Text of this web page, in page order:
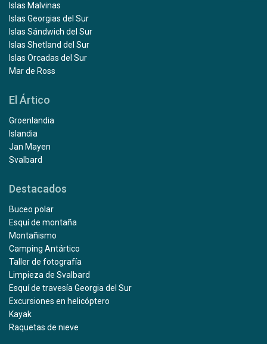
Islas Malvinas
Islas Georgias del Sur
Islas Sándwich del Sur
Islas Shetland del Sur
Islas Orcadas del Sur
Mar de Ross
El Ártico
Groenlandia
Islandia
Jan Mayen
Svalbard
Destacados
Buceo polar
Esquí de montaña
Montañismo
Camping Antártico
Taller de fotografía
Limpieza de Svalbard
Esquí de travesía Georgia del Sur
Excursiones en helicóptero
Kayak
Raquetas de nieve